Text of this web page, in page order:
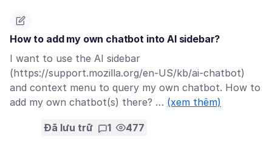
How to add my own chatbot into AI sidebar?
I want to use the AI sidebar
(https://support.mozilla.org/en-US/kb/ai-chatbot)
and context menu to query my own chatbot. How to
add my own chatbot(s) there? … (xem thêm)
Đã lưu trữ 1 477